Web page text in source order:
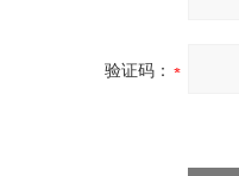
验证码：